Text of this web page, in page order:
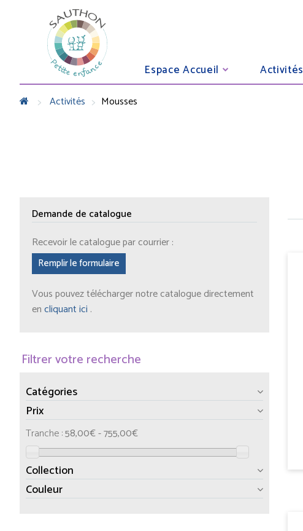
Espace Accueil Activités
> Activités > Mousses
Demande de catalogue
Recevoir le catalogue par courrier :
Remplir le formulaire
Vous pouvez télécharger notre catalogue directement
encliquant ici .
Filtrer votre recherche
Catégories
Prix
Tranche :58,00€ - 755,00€
Collection
Couleur